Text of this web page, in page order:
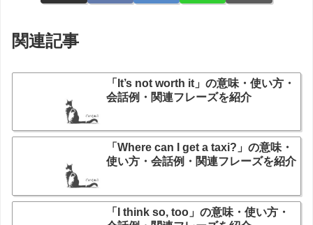
関連記事
「It’s not worth it」の意味・使い方・
会話例・関連フレーズを紹介
「Where can I get a taxi?」の意味・
使い方・会話例・関連フレーズを紹介
「I think so, too」の意味・使い方・